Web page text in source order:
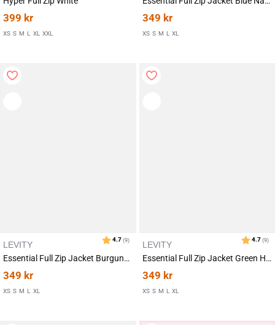
399 kr
XS S M L XL XXL
349 kr
XS S M L XL
LEVITY
Essential Full Zip Jacket Burgundy
349 kr
XS S M L XL
LEVITY
Essential Full Zip Jacket Green Hydro
349 kr
XS S M L XL